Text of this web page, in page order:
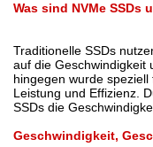
Was sind NVMe SSDs
Traditionelle SSDs
auf die Geschwindigkeit
hingegen wurde
Leistung und Effizienz.
SSDs die
Geschwindigkeit,